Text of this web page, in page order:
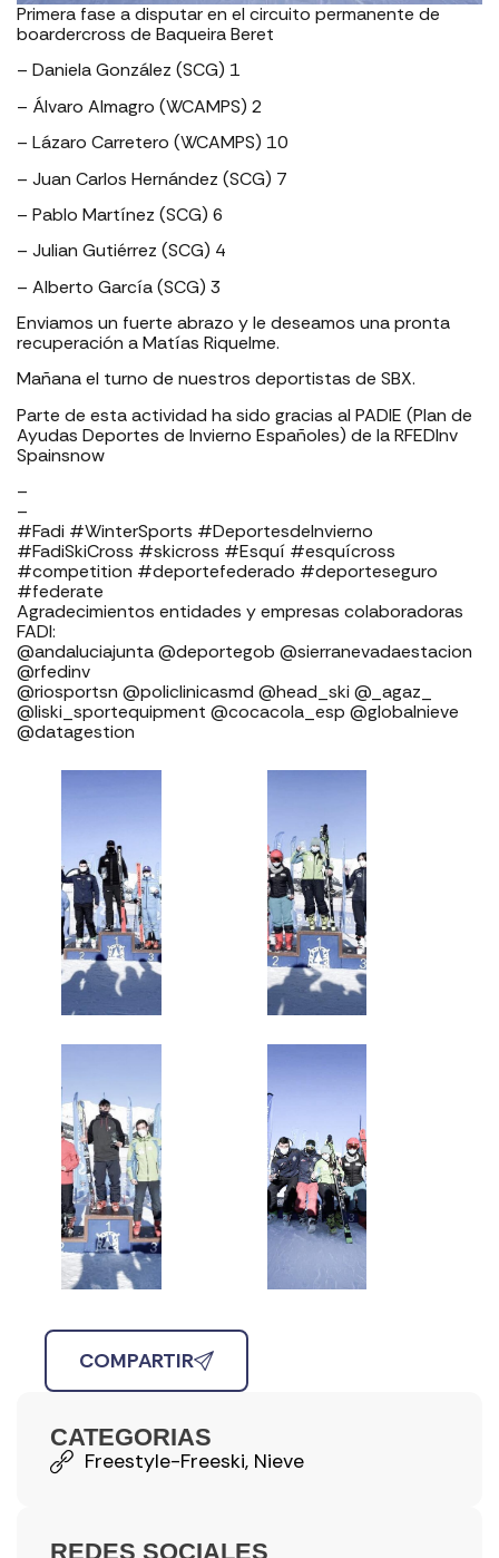
Primera fase a disputar en el circuito permanente de
boardercross de Baqueira Beret
– Daniela González (SCG) 1
– Álvaro Almagro (WCAMPS) 2
– Lázaro Carretero (WCAMPS) 10
– Juan Carlos Hernández (SCG) 7
– Pablo Martínez (SCG) 6
– Julian Gutiérrez (SCG) 4
– Alberto García (SCG) 3
Enviamos un fuerte abrazo y le deseamos una pronta
recuperación a Matías Riquelme.
Mañana el turno de nuestros deportistas de SBX.
Parte de esta actividad ha sido gracias al PADIE (Plan de
Ayudas Deportes de Invierno Españoles) de la RFEDInv
Spainsnow
–
–
#Fadi #WinterSports #DeportesdeInvierno
#FadiSkiCross #skicross #Esquí #esquícross
#competition #deportefederado #deporteseguro
#federate
Agradecimientos entidades y empresas colaboradoras
FADI: ⁣⁣⁣⁣⁣⁣⁣⁣⁣⁣⁣⁣⁣⁣⁣⁣⁣⁣
⁣⁣⁣⁣@andaluciajunta @deportegob ⁣⁣⁣@sierranevadaestacion
@rfedinv ⁣⁣⁣⁣⁣⁣⁣⁣⁣⁣⁣⁣⁣⁣⁣⁣⁣
@riosportsn @policlinicasmd @head_ski @_agaz_
@liski_sportequipment @cocacola_esp @globalnieve
@datagestion
COMPARTIR
CATEGORIAS
Freestyle-Freeski, Nieve
REDES SOCIALES